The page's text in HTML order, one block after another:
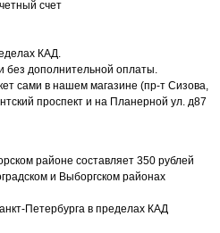
счет
КАД.
без дополнительной оплаты.
сами в нашем магазине (пр-т Сизова,
проспект и на Планерной ул. д87
районе составляет 350 рублей
и Выборгском районах
Петербурга в пределах КАД